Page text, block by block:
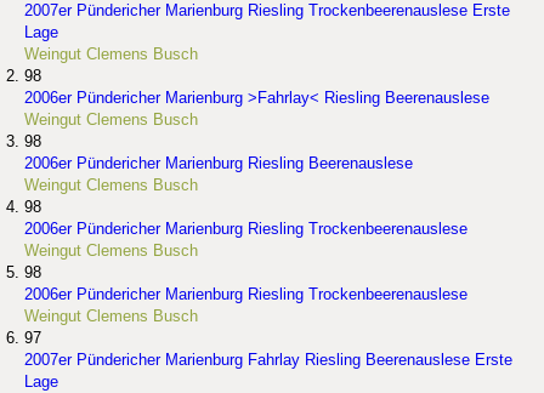
2007er Pündericher Marienburg Riesling Trockenbeerenauslese Erste
Lage
Weingut Clemens Busch
98
2006er Pündericher Marienburg >Fahrlay< Riesling Beerenauslese
Weingut Clemens Busch
98
2006er Pündericher Marienburg Riesling Beerenauslese
Weingut Clemens Busch
98
2006er Pündericher Marienburg Riesling Trockenbeerenauslese
Weingut Clemens Busch
98
2006er Pündericher Marienburg Riesling Trockenbeerenauslese
Weingut Clemens Busch
97
2007er Pündericher Marienburg Fahrlay Riesling Beerenauslese Erste
Lage